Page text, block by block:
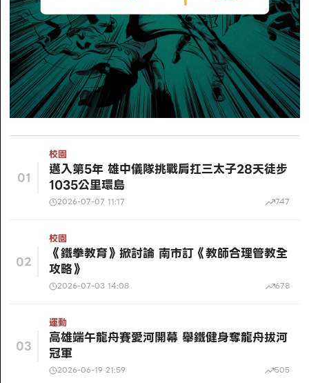
01
校園
邁入第5年 雄中儀隊挑戰肩扛三太子28天徒步
1035公里環島
2026-07-07 11:17 747
02
校園
《鐵拳教育》掀討論 南市訂《教師合理管教全
攻略》
2026-07-03 14:08 678
03
運動
高雄端午龍舟賽愛河開幕 舉鐵健身奪龍舟拔河
冠軍
2026-06-19 21:59 505